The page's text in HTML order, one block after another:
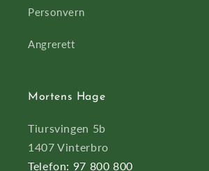
Personvern
Angrerett
Mortens Hage
Tiursvingen 5b
1407 Vinterbro
Telefon: 97 800 800